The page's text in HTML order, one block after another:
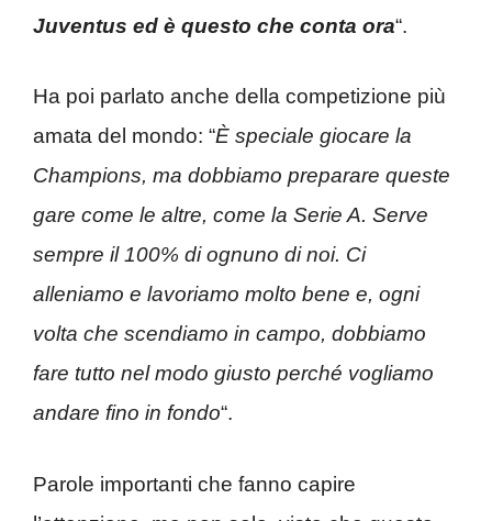
Juventus ed è questo che conta ora“.
Ha poi parlato anche della competizione più
amata del mondo: “È speciale giocare la
Champions, ma dobbiamo preparare queste
gare come le altre, come la Serie A. Serve
sempre il 100% di ognuno di noi. Ci
alleniamo e lavoriamo molto bene e, ogni
volta che scendiamo in campo, dobbiamo
fare tutto nel modo giusto perché vogliamo
andare fino in fondo“.
Parole importanti che fanno capire